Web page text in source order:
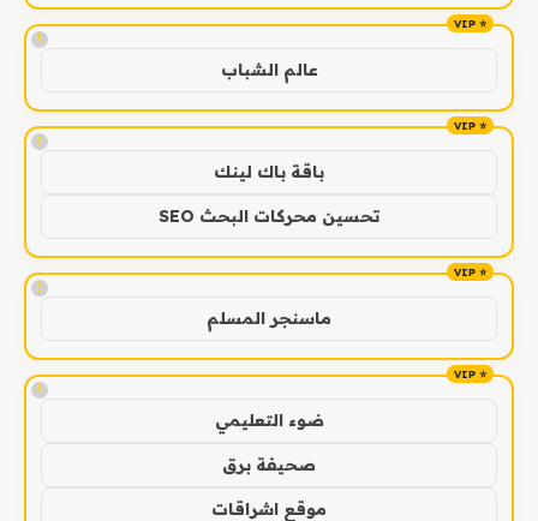
!
عالم الشباب
!
باقة باك لينك
تحسين محركات البحث SEO
!
ماسنجر المسلم
!
ضوء التعليمي
صحيفة برق
موقع اشراقات